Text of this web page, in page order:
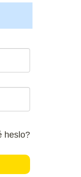
heslo?